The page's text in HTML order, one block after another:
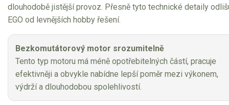
dlouhodobě jistější provoz. Přesně tyto technické detaily
EGO od levnějších hobby řešení.
Bezkomutátorový motor srozumitelně
Tento typ motoru má méně opotřebitelných částí, pracuje
efektivněji a obvykle nabídne lepší poměr mezi výkonem,
výdrží a dlouhodobou spolehlivostí.